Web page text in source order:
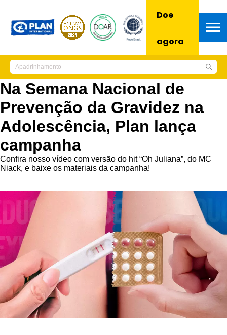
Doe
agora
Na Semana Nacional de
Prevenção da Gravidez na
Adolescência, Plan lança
campanha
Confira nosso vídeo com versão do hit “Oh Juliana”, do MC
Niack, e baixe os materiais da campanha!